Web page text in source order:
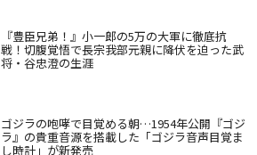
『豊臣兄弟！』小一郎の5万の大軍に徹底抗
戦！切腹覚悟で長宗我部元親に降伏を迫った武
将・谷忠澄の生涯
ゴジラの咆哮で目覚める朝…1954年公開『ゴジ
ラ』の貴重音源を搭載した「ゴジラ音声目覚ま
し時計」が新発売